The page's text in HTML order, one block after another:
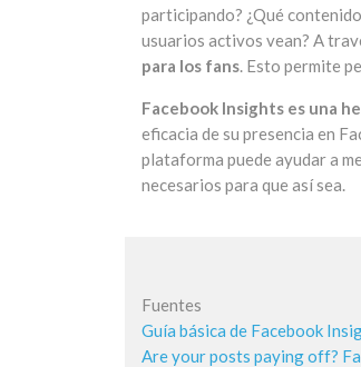
participando? ¿Qué
usuarios activos vean? A
para los fans. Esto permite
Facebook Insights es una
eficacia de su presencia en
plataforma puede ayudar a
necesarios para que así sea.
Fuentes
Guía básica de Facebook
Are your posts paying off?